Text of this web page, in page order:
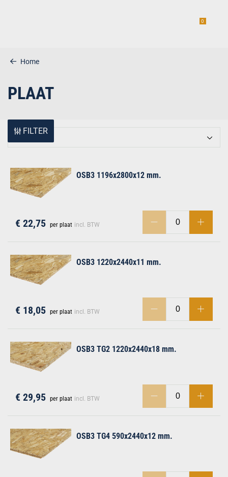
0
Home
PLAAT
FILTER
OSB3 1196x2800x12 mm.
€ 22,75 per plaat incl. BTW
OSB3 1220x2440x11 mm.
€ 18,05 per plaat incl. BTW
OSB3 TG2 1220x2440x18 mm.
€ 29,95 per plaat incl. BTW
OSB3 TG4 590x2440x12 mm.